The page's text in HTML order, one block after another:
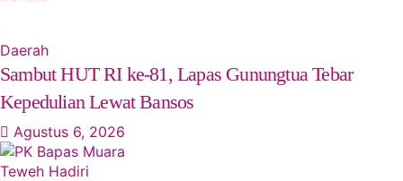
Daerah
Sambut HUT RI ke-81, Lapas Gunungtua Tebar
Kepedulian Lewat Bansos
Agustus 6, 2026